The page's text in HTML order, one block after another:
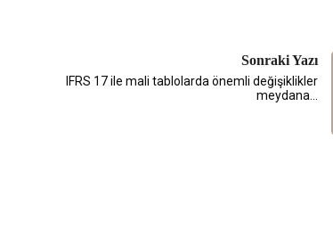
Sonraki Yazı
IFRS 17 ile mali tablolarda önemli değişiklikler
meydana…